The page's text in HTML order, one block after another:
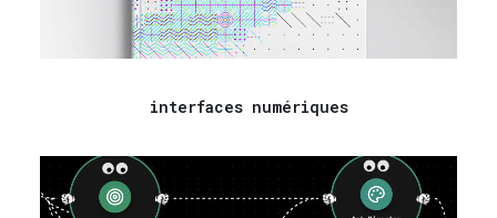
interfaces numériques